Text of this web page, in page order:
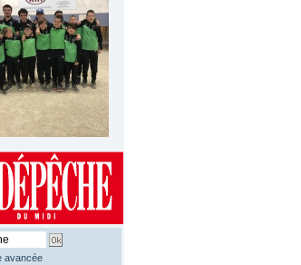
avancée